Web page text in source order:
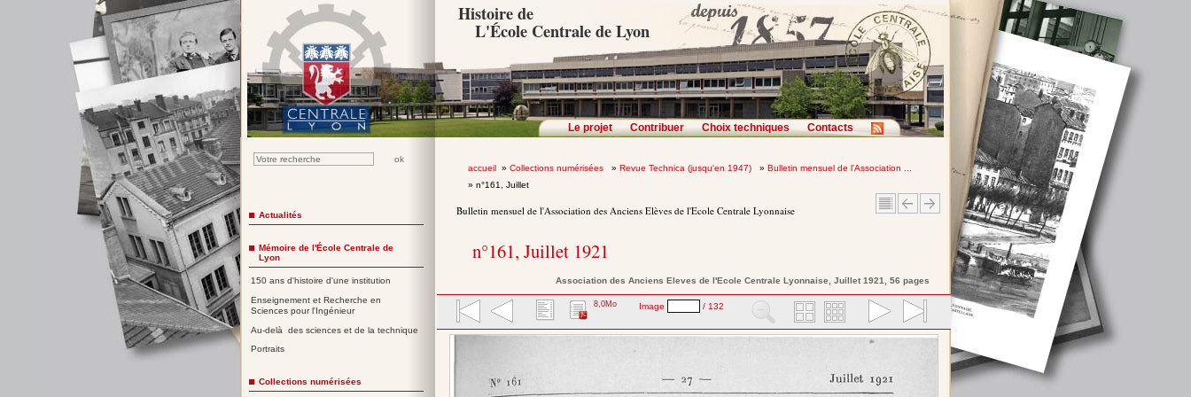
Histoire de
L'École Centrale de Lyon
Le projet Contribuer Choix techniques Contacts
accueil» Collections numérisées » Revue Technica (jusqu'en 1947) » Bulletin mensuel de l'Association ...
» n°161, Juillet
Bulletin mensuel de l'Association des Anciens Elèves de l'Ecole Centrale Lyonnaise
n°161, Juillet 1921
Association des Anciens Eleves de l'Ecole Centrale Lyonnaise, Juillet 1921, 56 pages
8,0Mo Image / 132
Actualités
Mémoire de l'École Centrale de
Lyon
150 ans d'histoire d'une institution
Enseignement et Recherche en
Sciences pour l'Ingénieur
Au-delà des sciences et de la technique
Portraits
Collections numérisées